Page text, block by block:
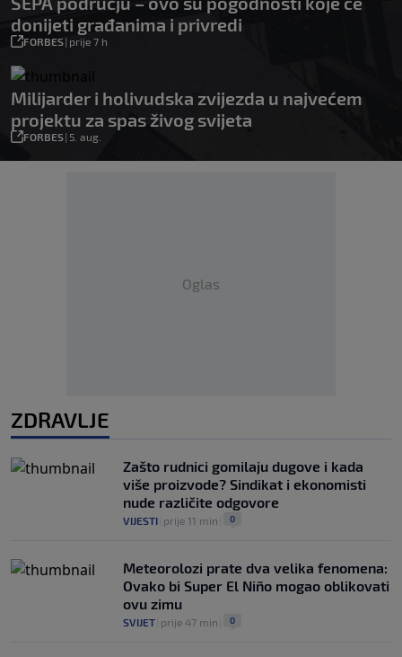
donijeti građanima i privredi
FORBES| prije 7 h
Milijarder i holivudska zvijezda u najvećem
projektu za spas živog svijeta
FORBES| 5. aug.
Oglas
ZDRAVLJE
Zašto rudnici gomilaju dugove i kada
više proizvode? Sindikat i ekonomisti
nude različite odgovore
VIJESTI prije 11 min 0
Meteorolozi prate dva velika fenomena:
Ovako bi Super El Niño mogao oblikovati
ovu zimu
SVIJET prije 47 min 0